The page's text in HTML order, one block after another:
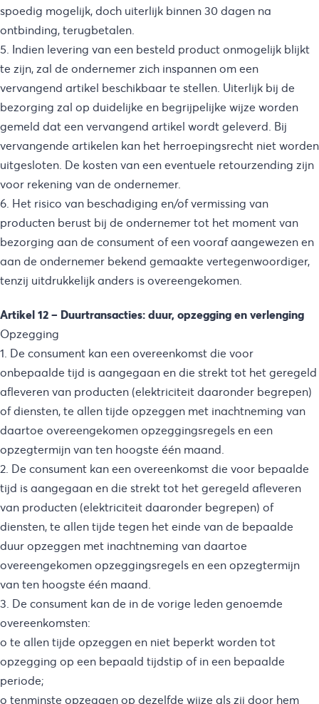
spoedig mogelijk, doch uiterlijk binnen 30 dagen na
ontbinding, terugbetalen.
5. Indien levering van een besteld product onmogelijk blijkt
te zijn, zal de ondernemer zich inspannen om een
vervangend artikel beschikbaar te stellen. Uiterlijk bij de
bezorging zal op duidelijke en begrijpelijke wijze worden
gemeld dat een vervangend artikel wordt geleverd. Bij
vervangende artikelen kan het herroepingsrecht niet worden
uitgesloten. De kosten van een eventuele retourzending zijn
voor rekening van de ondernemer.
6. Het risico van beschadiging en/of vermissing van
producten berust bij de ondernemer tot het moment van
bezorging aan de consument of een vooraf aangewezen en
aan de ondernemer bekend gemaakte vertegenwoordiger,
tenzij uitdrukkelijk anders is overeengekomen.
Artikel 12 – Duurtransacties: duur, opzegging en verlenging
Opzegging
1. De consument kan een overeenkomst die voor
onbepaalde tijd is aangegaan en die strekt tot het geregeld
afleveren van producten (elektriciteit daaronder begrepen)
of diensten, te allen tijde opzeggen met inachtneming van
daartoe overeengekomen opzeggingsregels en een
opzegtermijn van ten hoogste één maand.
2. De consument kan een overeenkomst die voor bepaalde
tijd is aangegaan en die strekt tot het geregeld afleveren
van producten (elektriciteit daaronder begrepen) of
diensten, te allen tijde tegen het einde van de bepaalde
duur opzeggen met inachtneming van daartoe
overeengekomen opzeggingsregels en een opzegtermijn
van ten hoogste één maand.
3. De consument kan de in de vorige leden genoemde
overeenkomsten:
o te allen tijde opzeggen en niet beperkt worden tot
opzegging op een bepaald tijdstip of in een bepaalde
periode;
o tenminste opzeggen op dezelfde wijze als zij door hem